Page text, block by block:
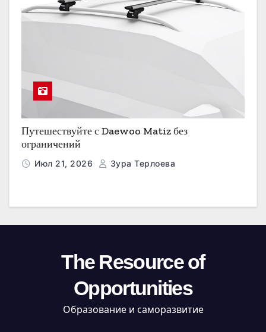
Путешествуйте с Daewoo Matiz без
ограничений
Июл 21, 2026 Зура Терлоева
The Resource of
Opportunities
Образование и саморазвитие